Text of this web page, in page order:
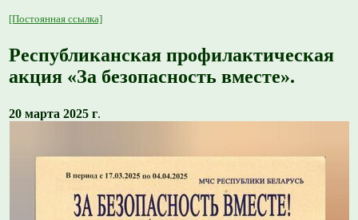
[Постоянная ссылка]
Республиканская профилактическая
акция «За безопасность вместе».
20 марта 2025 г.